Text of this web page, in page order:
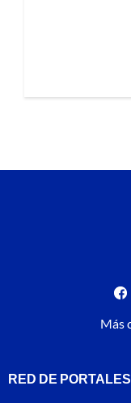
Más
RED DE PORTALES